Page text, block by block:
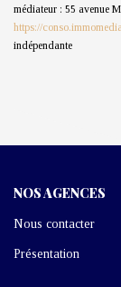
médiateur : 55 avenue
https://
indépendante
NOS AGENCES
Nous contacter
Présentation